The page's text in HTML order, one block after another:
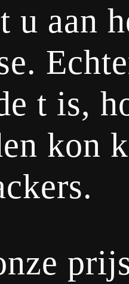
aan
t is,
kon